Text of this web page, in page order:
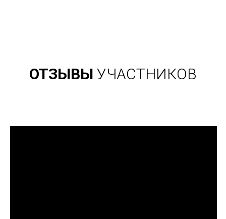
ОТЗЫВЫ УЧАСТНИКОВ